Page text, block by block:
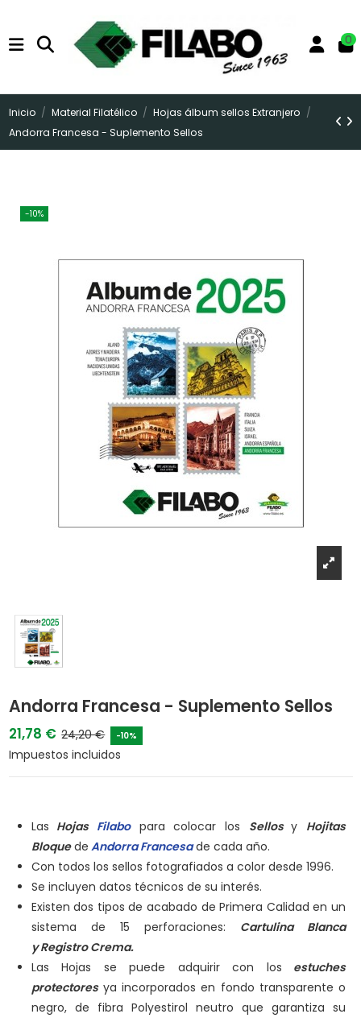
0
Inicio Material Filatélico
Hojas álbum sellos Extranjero
Andorra Francesa - Suplemento Sellos
-10%
Andorra Francesa - Suplemento Sellos
21,78 € 24,20 € -10%
Impuestos incluidos
Las Hojas Filabo para colocar los Sellos y Hojitas
Bloquede Andorra Francesa de cada año.
Con todos los sellos fotografiados a color desde 1996.
Se incluyen datos técnicos de su interés.
Existen dos tipos de acabado de Primera Calidad en un
sistema de 15 perforaciones: Cartulina Blanca
yRegistro Crema.
Las Hojas se puede adquirir con los estuches
protectoresya incorporados en fondo transparente o
negro, de fibra Polyestirol neutro que garantiza su